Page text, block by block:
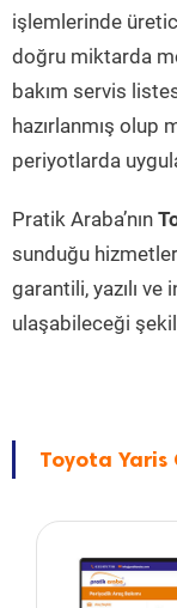
işlemlerinde
doğru miktarda
bakım servis
hazırlanmış olup
periyotlarda
Pratik Araba’nın
sunduğu hizmetler
garantili, yazılı
ulaşabileceği
Toyota Yaris